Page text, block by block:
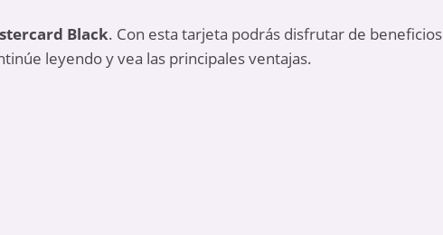
Black. Con esta tarjeta podrás disfrutar de beneficios
leyendo y vea las principales ventajas.